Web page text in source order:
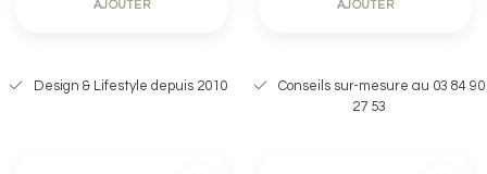
AJOUTER AJOUTER
Design & Lifestyle depuis 2010
Conseils sur-mesure au 03 84 90
27 53